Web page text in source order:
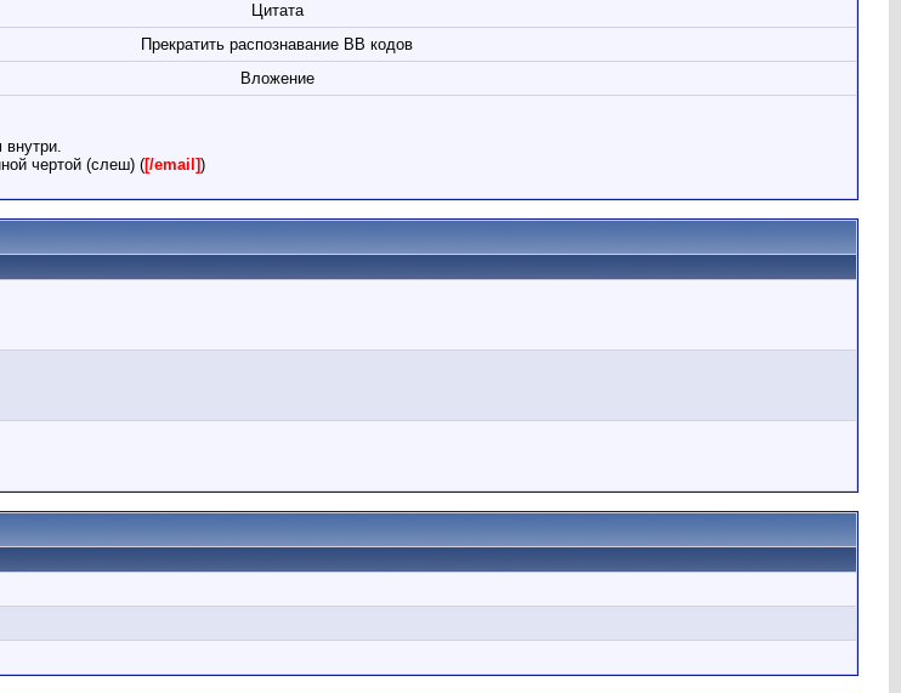
Цитата
Прекратить распознавание BB кодов
Вложение
внутри.
чертой (слеш) ([/email])